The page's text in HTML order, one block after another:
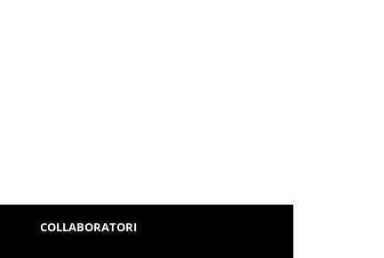
COLLABORATORI